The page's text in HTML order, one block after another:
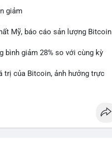
giảm
Mỹ, báo cáo sản lượng Bitcoin
bình giảm 28% so với cùng kỳ
trị của Bitcoin, ảnh hưởng trực